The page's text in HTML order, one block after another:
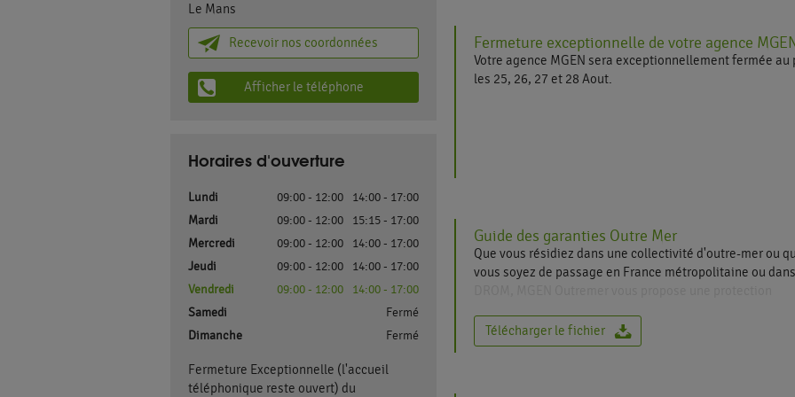
Le Mans
Recevoir nos coordonnées
Afficher le téléphone
Horaires d'ouverture
Lundi 09:00 - 12:00
14:00 - 17:00
Mardi
09:00 - 12:00
15:15 - 17:00
Mercredi
09:00 - 12:00
14:00 - 17:00
Jeudi
09:00 - 12:00
14:00 - 17:00
Vendredi
09:00 - 12:00
14:00 - 17:00
Samedi
Fermé
Dimanche
Fermé
Fermeture Exceptionnelle (l'accueil
téléphonique reste ouvert) du
heureuse de vous retrouver dans cette nouvelle
rénovée.
Fermeture exceptionnelle de votre agence
Votre agence MGEN sera exceptionnellement fermée au
les 25, 26, 27 et 28 Aout.
Guide des garanties Outre Mer
Que vous résidiez dans une collectivité d'outre-mer ou
vous soyez de passage en France métropolitaine ou
soyez. Une couverture idéale pour vous, pour votre famille
et pour votre portefeuille !
Télécharger le fichier